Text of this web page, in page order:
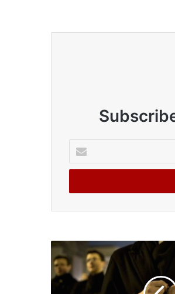
your
Email